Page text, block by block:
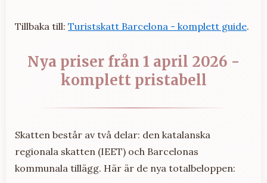
Tillbaka till: Turistskatt Barcelona - komplett guide.
Nya priser från 1 april 2026 -
komplett pristabell
Skatten består av två delar: den katalanska
regionala skatten (IEET) och Barcelonas
kommunala tillägg. Här är de nya totalbeloppen: